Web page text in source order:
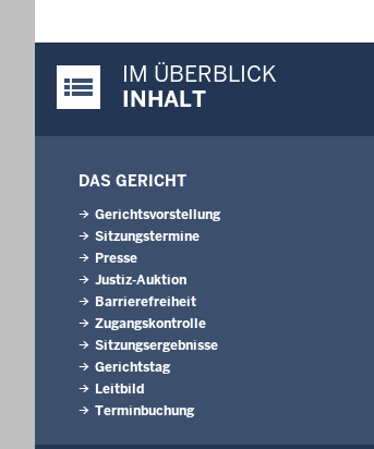
Justiz-Portal im Überblick:
IM ÜBERBLICK
INHALT
DAS GERICHT
Gerichtsvorstellung
Sitzungstermine
Presse
Justiz-Auktion
Barrierefreiheit
Zugangskontrolle
Sitzungsergebnisse
Gerichtstag
Leitbild
Terminbuchung